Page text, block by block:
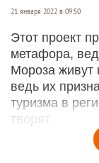
21 января 2022 в 09:50
Этот проект
метафора,
Мороза
ведь их
туризма в
творят.